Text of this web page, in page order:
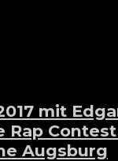
mit
Rap
Augsburg